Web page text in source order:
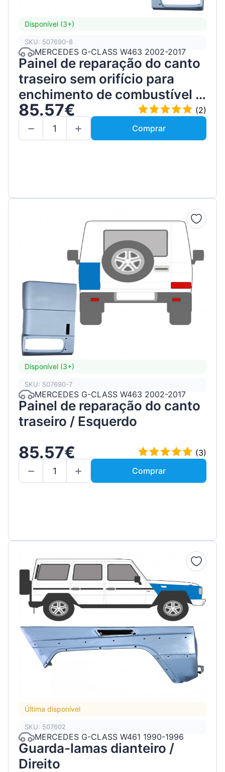
Disponível (3+)
SKU: 507690-8
MERCEDES G-CLASS W463 2002-2017
Painel de reparação do canto
traseiro sem orifício para
enchimento de combustível /
Direito
85.57€
(2)
Comprar
Disponível (3+)
SKU: 507690-7
MERCEDES G-CLASS W463 2002-2017
Painel de reparação do canto
traseiro / Esquerdo
85.57€
(3)
Comprar
Última disponível
SKU: 507602
MERCEDES G-CLASS W461 1990-1996
Guarda-lamas dianteiro /
Direito